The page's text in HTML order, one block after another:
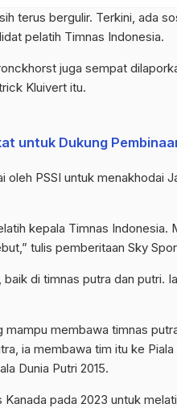
terus bergulir. Terkini, ada
pelatih Timnas Indonesia.
juga sempat
Kluivert itu.
untuk Dukung
oleh PSSI untuk menakhodai
kepala Timnas Indonesia.
tulis pemberitaan Sky
di timnas putra dan putri.
membawa timnas
ia membawa tim itu ke Piala
Dunia Putri 2015.
pada 2023 untuk